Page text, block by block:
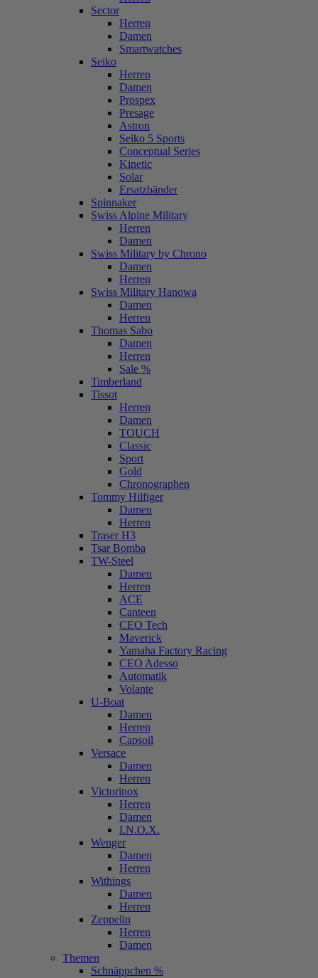
Sector
Herren
Damen
Smartwatches
Seiko
Herren
Damen
Prospex
Presage
Astron
Seiko 5 Sports
Conceptual Series
Kinetic
Solar
Ersatzbänder
Spinnaker
Swiss Alpine Military
Herren
Damen
Swiss Military by Chrono
Damen
Herren
Swiss Military Hanowa
Damen
Herren
Thomas Sabo
Damen
Herren
Sale %
Timberland
Tissot
Herren
Damen
TOUCH
Classic
Sport
Gold
Chronographen
Tommy Hilfiger
Damen
Herren
Traser H3
Tsar Bomba
TW-Steel
Damen
Herren
ACE
Canteen
CEO Tech
Maverick
Yamaha Factory Racing
CEO Adesso
Automatik
Volante
U-Boat
Damen
Herren
Capsoil
Versace
Damen
Herren
Victorinox
Herren
Damen
I.N.O.X.
Wenger
Damen
Herren
Withings
Damen
Herren
Zeppelin
Herren
Damen
Themen
Schnäppchen %